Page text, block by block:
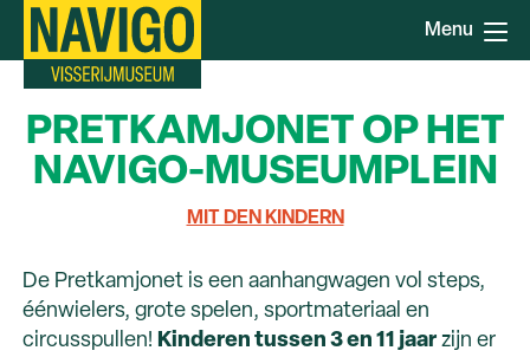
Direkt
Inhalt
Menu
PRETKAMJONET OP HET
NAVIGO-MUSEUMPLEIN
MIT DEN KINDERN
De Pretkamjonet is een aanhangwagen vol steps,
éénwielers, grote spelen, sportmateriaal en
circusspullen! Kinderen tussen 3 en 11 jaarzijn er